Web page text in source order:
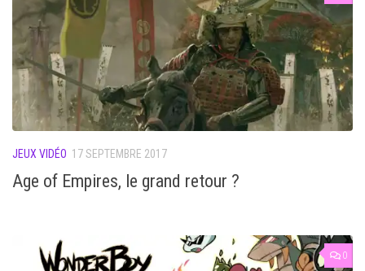
JEUX VIDÉO 17 SEPTEMBRE 2017
Age of Empires, le grand retour ?
0